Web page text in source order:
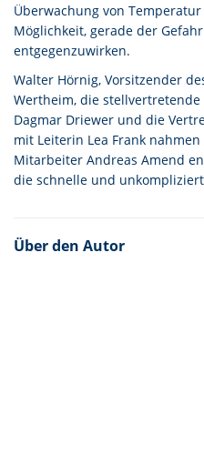
Überwachung von
Möglichkeit, gerade der
entgegenzuwirken.
Walter Hörnig, Vorsitzender
Wertheim, die
Dagmar Driewer und die
mit Leiterin Lea Frank nahmen
Mitarbeiter Andreas Amend
die schnelle und
Über den Autor